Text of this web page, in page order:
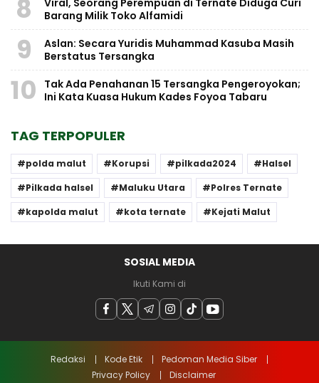
8
Barang Milik Toko Alfamidi
9
Aslan: Secara Yuridis Muhammad Kasuba Masih
Berstatus Tersangka
10
Tak Ada Penahanan 15 Tersangka Pengeroyokan;
Ini Kata Kuasa Hukum Kades Foyoa Tabaru
TAG TERPOPULER
polda malut Korupsi pilkada2024
Halsel
Pilkada halsel
Maluku Utara
Polres Ternate
kapolda malut
kota ternate Kejati Malut
SOSIAL MEDIA
Ikuti Kami di
Redaksi Kode Etik
Pedoman Media Siber
Privacy Policy
Disclaimer